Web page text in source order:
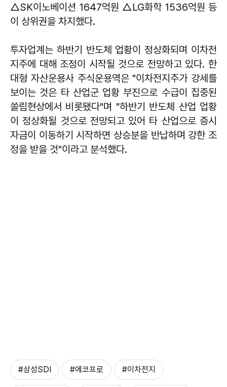
△SK이노베이션 1647억원 △LG화학 1536억원 등
이 상위권을 차지했다.
투자업계는 하반기 반도체 업황이 정상화되며 이차전
지주에 대해 조정이 시작될 것으로 전망하고 있다. 한
대형 자산운용사 주식운용역은 "이차전지주가 강세를
보이는 것은 타 산업군 업황 부진으로 수급이 집중된
쏠림현상에서 비롯됐다"며 "하반기 반도체 산업 업황
이 정상화될 것으로 전망되고 있어 타 산업으로 증시
자금이 이동하기 시작하면 상승분을 반납하며 강한 조
정을 받을 것"이라고 분석했다.
#삼성SDI #에코프로 #이차전지